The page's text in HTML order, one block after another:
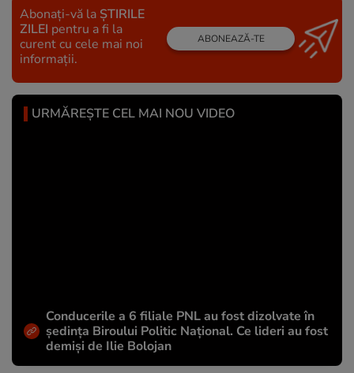
Abonați-vă la ȘTIRILE
ZILEI pentru a fi la
curent cu cele mai noi
informații.
ABONEAZĂ-TE
URMĂREȘTE CEL MAI NOU VIDEO
Conducerile a 6 filiale PNL au fost dizolvate în
ședința Biroului Politic Național. Ce lideri au fost
demiși de Ilie Bolojan